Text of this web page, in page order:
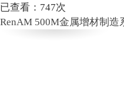
已查看： 747次
RenAM 500M金属增材制造